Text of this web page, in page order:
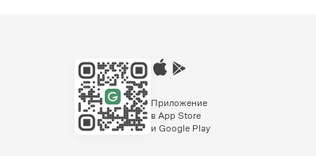
Приложение
в App Store
и Google Play